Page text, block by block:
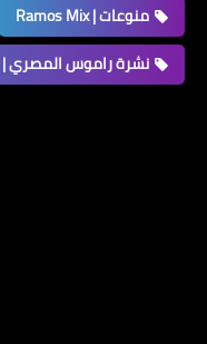
منوعات | Ramos Mix
نشرة راموس المصري | Ramos Al-Masry Newsletter